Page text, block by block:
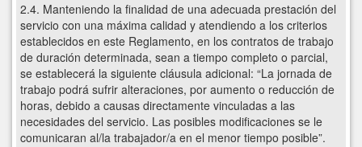
2.4. Manteniendo la finalidad de una adecuada prestación del
servicio con una máxima calidad y atendiendo a los criterios
establecidos en este Reglamento, en los contratos de trabajo
de duración determinada, sean a tiempo completo o parcial,
se establecerá la siguiente cláusula adicional: “La jornada de
trabajo podrá sufrir alteraciones, por aumento o reducción de
horas, debido a causas directamente vinculadas a las
necesidades del servicio. Las posibles modificaciones se le
comunicaran al/la trabajador/a en el menor tiempo posible”.